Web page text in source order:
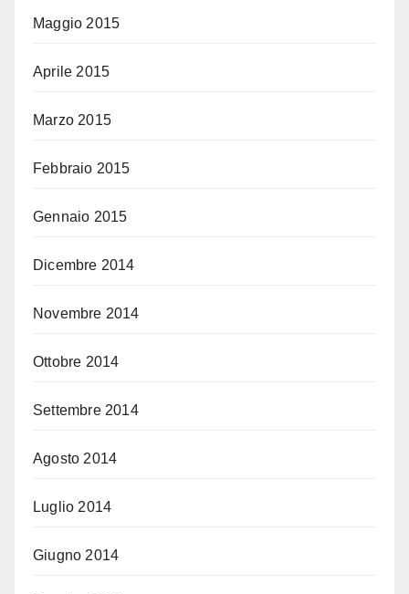
Maggio 2015
Aprile 2015
Marzo 2015
Febbraio 2015
Gennaio 2015
Dicembre 2014
Novembre 2014
Ottobre 2014
Settembre 2014
Agosto 2014
Luglio 2014
Giugno 2014